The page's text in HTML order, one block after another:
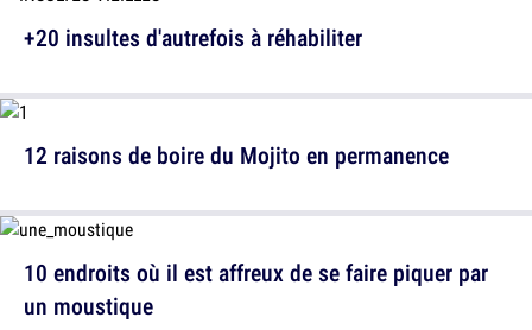
+20 insultes d'autrefois à réhabiliter
10 endroits où il est affreux de se faire piquer par
un moustique
12 raisons de boire du Mojito en permanence